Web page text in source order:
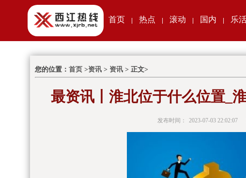
首页 热点 滚动 国内 乐
您的位置： 首页 >资讯 > 资讯 > 正文>
最资讯丨淮北位于什么位置_
发布时间： 2023-07-03 22:02:07